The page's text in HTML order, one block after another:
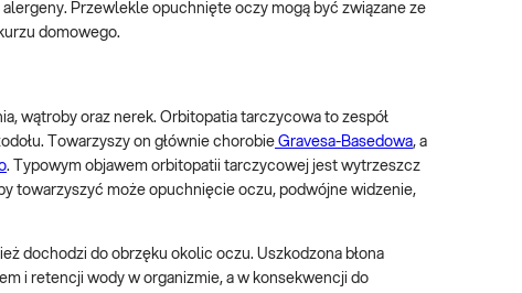
Przewlekle opuchnięte oczy mogą być związane ze
domowego.
wątroby oraz nerek. Orbitopatia tarczycowa to zespół
Towarzyszy on głównie chorobie Gravesa-Basedowa, a
. Typowym objawem orbitopatii tarczycowej jest wytrzeszcz
towarzyszyć może opuchnięcie oczu, podwójne widzenie,
dochodzi do obrzęku okolic oczu. Uszkodzona błona
i retencji wody w organizmie, a w konsekwencji do